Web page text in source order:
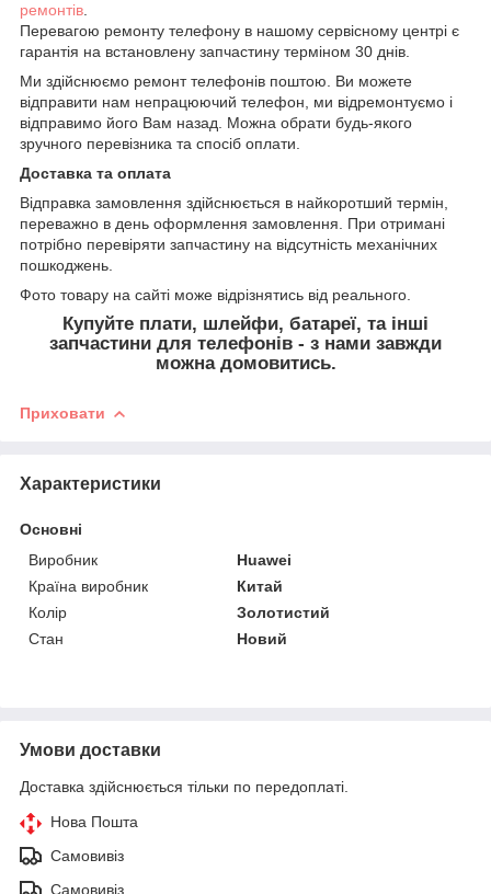
ремонтів
Перевагою ремонту телефону в нашому сервісному центрі є
гарантія на встановлену запчастину терміном 30 днів.
Ми здійснюємо ремонт телефонів поштою. Ви можете
відправити нам непрацюючий телефон, ми відремонтуємо і
відправимо його Вам назад. Можна обрати будь-якого
зручного перевізника та спосіб оплати.
Доставка та оплата
Відправка замовлення здійснюється в найкоротший термін,
переважно в день оформлення замовлення. При отримані
потрібно перевіряти запчастину на відсутність механічних
пошкоджень.
Фото товару на сайті може відрізнятись від реального.
Купуйте плати, шлейфи, батареї, та інші
запчастини для телефонів - з нами завжди
можна домовитись.
Приховати
Характеристики
Основні
Виробник
Huawei
Країна виробник
Китай
Колір
Золотистий
Стан
Новий
Умови доставки
Доставка здійснюється тільки по передоплаті.
Нова Пошта
Самовивіз
Самовивіз